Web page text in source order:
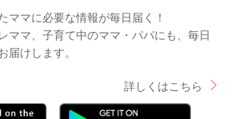
ママに必要な情報が毎日届く！
ママ、子育て中のママ・パパにも、毎日
届けします。
詳しくはこちら